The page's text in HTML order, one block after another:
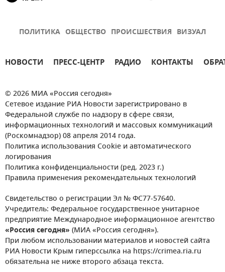
ПОЛИТИКА ОБЩЕСТВО ПРОИСШЕСТВИЯ ВИЗУАЛ
НОВОСТИ ПРЕСС-ЦЕНТР РАДИО КОНТАКТЫ
© 2026 МИА «Россия сегодня»
Сетевое издание РИА Новости зарегистрировано в
Федеральной службе по надзору в сфере связи,
информационных технологий и массовых коммуникаций
(Роскомнадзор) 08 апреля 2014 года.
Политика использования Cookie и автоматического
логирования
Политика конфиденциальности (ред. 2023 г.)
Правила применения рекомендательных технологий
Свидетельство о регистрации Эл № ФС77-57640.
Учредитель: Федеральное государственное унитарное
предприятие Международное информационное агентство
«Россия сегодня» (МИА «Россия сегодня»).
При любом использовании материалов и новостей сайта
РИА Новости Крым гиперссылка на https://crimea.ria.ru
обязательна не ниже второго абзаца текста.